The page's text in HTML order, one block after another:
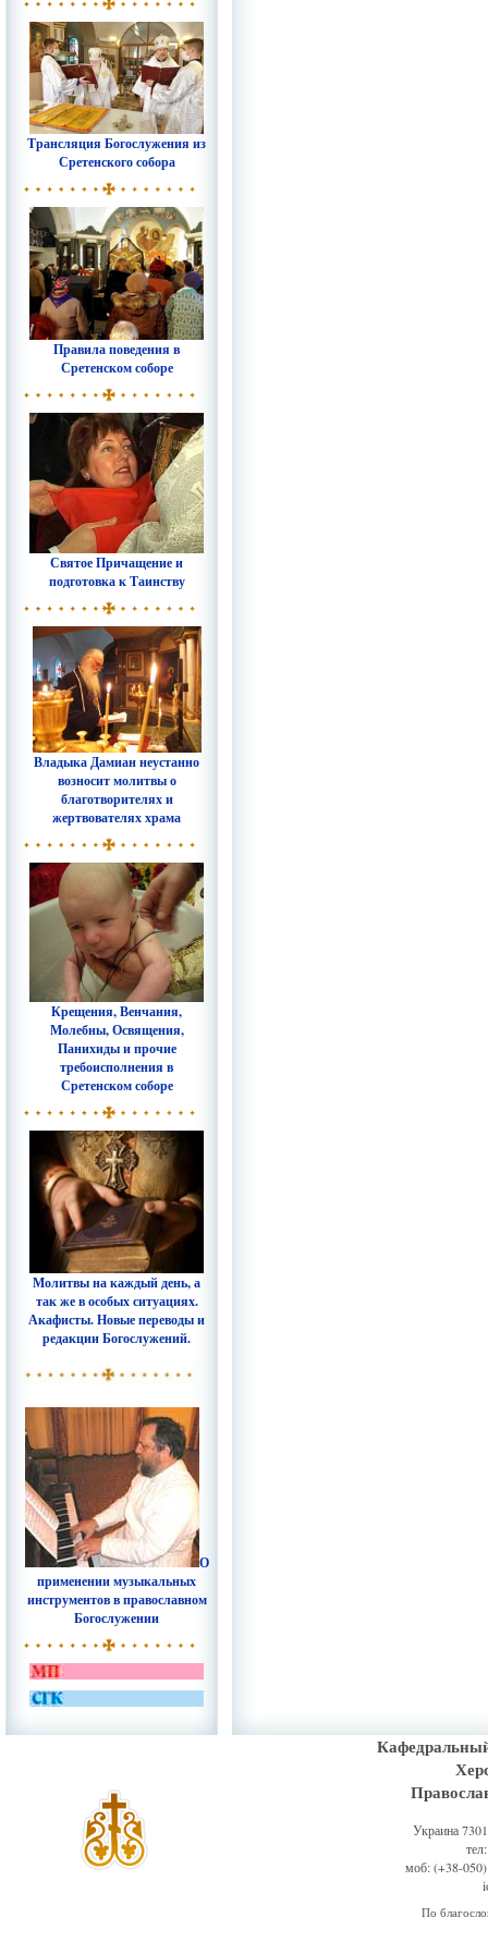
Трансляция Богослужения из
Сретенского собора
Правила поведения в
Сретенском соборе
Святое Причащение и
подготовка к Таинству
Владыка Дамиан неустанно
возносит молитвы о
благотворителях и
жертвователях храма
Крещения, Венчания,
Молебны, Освящения,
Панихиды и прочие
требоисполнения в
Сретенском соборе
Молитвы на каждый день, а
так же в особых ситуациях.
Акафисты. Новые переводы и
редакции Богослужений.
О
применении музыкальных
инструментов в православном
Богослужении
Украина
моб: (+38-
По